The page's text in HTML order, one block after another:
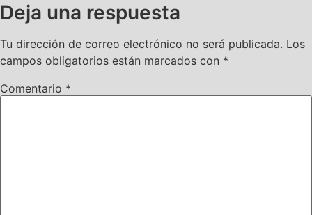
Deja una respuesta
Tu dirección de correo electrónico no será publicada. Los
campos obligatorios están marcados con *
Comentario *